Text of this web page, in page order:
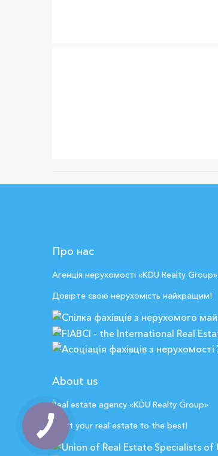
Про нас
Агенція нерухомості «KDU Realty Group»
Довірте свою нерухомість найкращим!
About us
Real estate agency «KDU Realty Group»
Trust your real estate to the best!